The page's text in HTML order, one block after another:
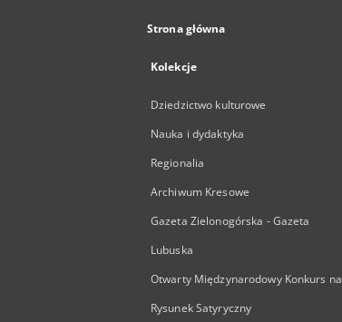
Strona główna
Kolekcje
Dziedzictwo kulturowe
Nauka i dydaktyka
Regionalia
Archiwum Kresowe
Gazeta Zielonogórska - Gazeta
Lubuska
Otwarty Międzynarodowy Konkurs na
Rysunek Satyryczny